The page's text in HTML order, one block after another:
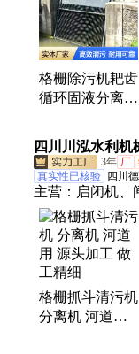
格栅除污机耙齿
循环固液分离捞
引清污机
四川川泓水利机
3年 厂
真实性已核验
四川
主营： 启闭机、
门、液压钢坝
机、液压启闭机
拦污栅
格栅抓斗清污机
分离机 河道用